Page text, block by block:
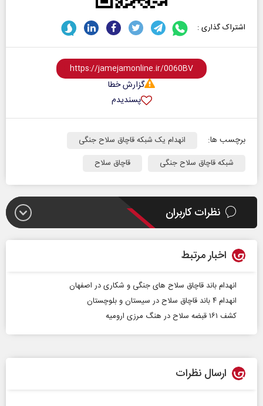
اشتراک گذاری :
گزارش خطا
پسندیدم
برچسب ها:
انهدام یک شبکه قاچاق سلاح جنگی
شبکه قاچاق سلاح جنگی
قاچاق سلاح
نظرات کاربران
اخبار مرتبط
انهدام باند قاچاق سلاح های جنگی و شکاری در اصفهان
انهدام ۴ باند قاچاق سلاح در سیستان و بلوچستان
کشف ۱۶۱ قبضه سلاح در هنگ مرزی ارومیه
ارسال نظرات